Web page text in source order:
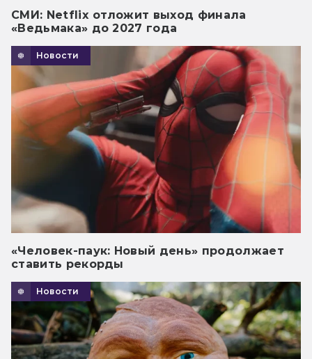
СМИ: Netflix отложит выход финала
«Ведьмака» до 2027 года
Новости
«Человек-паук: Новый день» продолжает
ставить рекорды
Новости